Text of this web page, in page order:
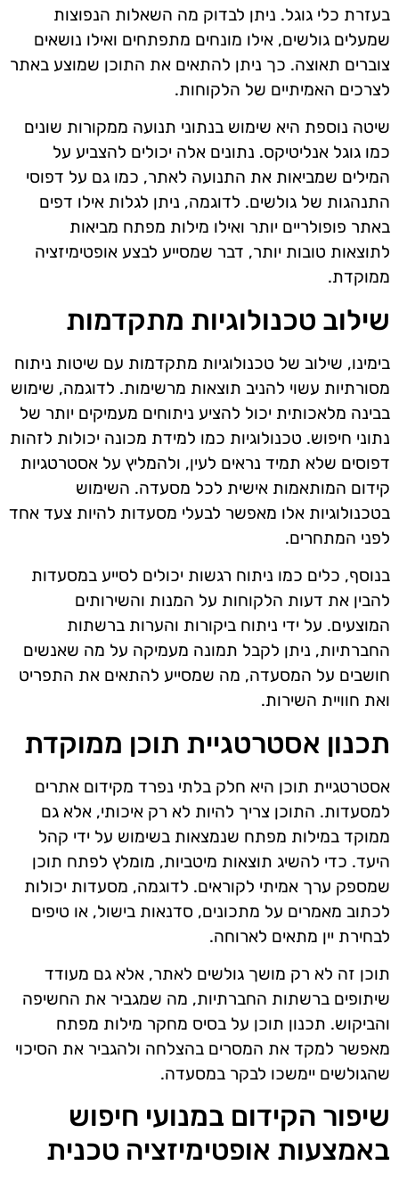
בעזרת כלי גוגל. ניתן לבדוק מה השאלות הנפוצות
שמעלים גולשים, אילו מונחים מתפתחים ואילו נושאים
צוברים תאוצה. כך ניתן להתאים את התוכן שמוצע באתר
לצרכים האמיתיים של הלקוחות.
שיטה נוספת היא שימוש בנתוני תנועה ממקורות שונים
כמו גוגל אנליטיקס. נתונים אלה יכולים להצביע על
המילים שמביאות את התנועה לאתר, כמו גם על דפוסי
התנהגות של גולשים. לדוגמה, ניתן לגלות אילו דפים
באתר פופולריים יותר ואילו מילות מפתח מביאות
לתוצאות טובות יותר, דבר שמסייע לבצע אופטימיזציה
ממוקדת.
שילוב טכנולוגיות מתקדמות
בימינו, שילוב של טכנולוגיות מתקדמות עם שיטות ניתוח
מסורתיות עשוי להניב תוצאות מרשימות. לדוגמה, שימוש
בבינה מלאכותית יכול להציע ניתוחים מעמיקים יותר של
נתוני חיפוש. טכנולוגיות כמו למידת מכונה יכולות לזהות
דפוסים שלא תמיד נראים לעין, ולהמליץ על אסטרטגיות
קידום המותאמות אישית לכל מסעדה. השימוש
בטכנולוגיות אלו מאפשר לבעלי מסעדות להיות צעד אחד
לפני המתחרים.
בנוסף, כלים כמו ניתוח רגשות יכולים לסייע במסעדות
להבין את דעות הלקוחות על המנות והשירותים
המוצעים. על ידי ניתוח ביקורות והערות ברשתות
החברתיות, ניתן לקבל תמונה מעמיקה על מה שאנשים
חושבים על המסעדה, מה שמסייע להתאים את התפריט
ואת חוויית השירות.
תכנון אסטרטגיית תוכן ממוקדת
אסטרטגיית תוכן היא חלק בלתי נפרד מקידום אתרים
למסעדות. התוכן צריך להיות לא רק איכותי, אלא גם
ממוקד במילות מפתח שנמצאות בשימוש על ידי קהל
היעד. כדי להשיג תוצאות מיטביות, מומלץ לפתח תוכן
שמספק ערך אמיתי לקוראים. לדוגמה, מסעדות יכולות
לכתוב מאמרים על מתכונים, סדנאות בישול, או טיפים
לבחירת יין מתאים לארוחה.
תוכן זה לא רק מושך גולשים לאתר, אלא גם מעודד
שיתופים ברשתות החברתיות, מה שמגביר את החשיפה
והביקוש. תכנון תוכן על בסיס מחקר מילות מפתח
מאפשר למקד את המסרים בהצלחה ולהגביר את הסיכוי
שהגולשים יימשכו לבקר במסעדה.
שיפור הקידום במנועי חיפוש
באמצעות אופטימיזציה טכנית